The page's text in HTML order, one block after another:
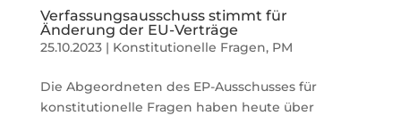
Verfassungsausschuss stimmt für
Änderung der EU-Verträge
25.10.2023| Konstitutionelle Fragen, PM
Die Abgeordneten des EP-Ausschusses für
konstitutionelle Fragen haben heute über